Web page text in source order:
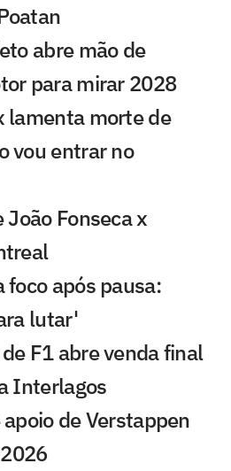
abre mão de
para mirar 2028
lamenta morte de
vou entrar no
João Fonseca x
foco após pausa:
lutar'
F1 abre venda final
Interlagos
de Verstappen